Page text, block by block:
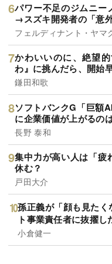
パワー不足のジムニー
→スズキ開発者の「意
フェルディナント・ヤマ
かわいいのに、絶望
わ』に挑んだら、開始
鎌田和歌
ソフトバンクG「巨額
に企業価値が上がるの
長野 泰和
集中力が高い人は「疲
休む？
戸田大介
孫正義が「顔も見た
ト事業責任者に抜擢し
小倉健一